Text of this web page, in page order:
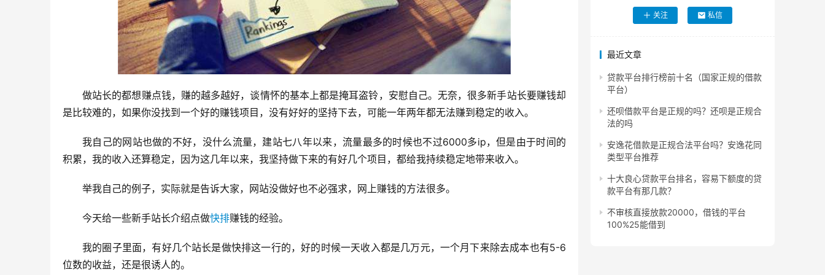
做站长的都想赚点钱，赚的越多越好，谈情怀的基本上都是掩耳盗铃，安慰自己。无奈，很多新手站长要赚钱却
是比较难的，如果你没找到一个好的赚钱项目，没有好好的坚持下去，可能一年两年都无法赚到稳定的收入。
我自己的网站也做的不好，没什么流量，建站七八年以来，流量最多的时候也不过6000多ip，但是由于时间的
积累，我的收入还算稳定，因为这几年以来，我坚持做下来的有好几个项目，都给我持续稳定地带来收入。
举我自己的例子，实际就是告诉大家，网站没做好也不必强求，网上赚钱的方法很多。
今天给一些新手站长介绍点做快排赚钱的经验。
我的圈子里面，有好几个站长是做快排这一行的，好的时候一天收入都是几万元，一个月下来除去成本也有5-6
位数的收益，还是很诱人的。
关注 私信
最近文章
贷款平台排行榜前十名（国家正规的借款
平台）
还呗借款平台是正规的吗？还呗是正规合
法的吗
安逸花借款是正规合法平台吗？安逸花同
类型平台推荐
十大良心贷款平台排名，容易下额度的贷
款平台有那几款？
不审核直接放款20000，借钱的平台
100%25能借到